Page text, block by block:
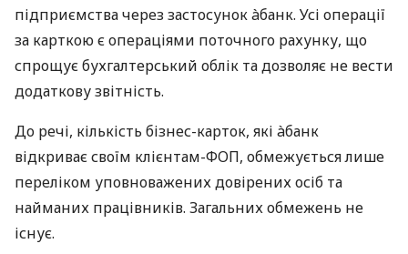
підприємства через застосунок àбанк. Усі операції
за карткою є операціями поточного рахунку, що
спрощує бухгалтерський облік та дозволяє не вести
додаткову звітність.
До речі, кількість бізнес-карток, які àбанк
відкриває своїм клієнтам-ФОП, обмежується лише
переліком уповноважених довірених осіб та
найманих працівників. Загальних обмежень не
існує.